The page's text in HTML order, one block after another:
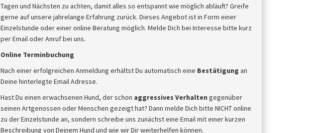
Tagen und Nächsten zu achten, damit alles so entspannt wie möglich abläuft? Greife
gerne auf unsere jahrelange Erfahrung zurück. Dieses Angebot ist in Form einer
Einzelstunde oder einer online Beratung möglich. Melde Dich bei Interesse bitte kurz
per Email oder Anruf bei uns.
Online Terminbuchung
Nach einer erfolgreichen Anmeldung erhältst Du automatisch eine Bestätigung an
Deine hinterlegte Email Adresse.
Hast Du einen erwachsenen Hund, der schon aggressives Verhalten gegenüber
seinen Artgenossen oder Menschen gezeigt hat? Dann melde Dich bitte NICHT online
zu der Einzelstunde an, sondern schreibe uns zunächst eine Email mit einer kurzen
Beschreibung von Deinem Hund und wie wir Dir weiterhelfen können.